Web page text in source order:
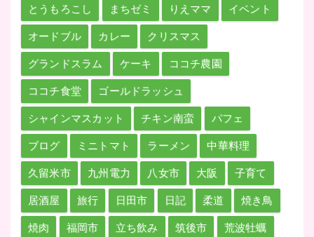
とうもろこし まちゼミ りえママ イベント
オードブル カレー クリスマス
グランドスラム ケーキ ココチ農園
ココチ食堂 ゴールドラッシュ
シャインマスカット チキン南蛮 パフェ
ブログ ミニトマト ラーメン 中華料理
久留米市 九州電力 八女市 大阪 子育て
居酒屋 旅行 日田市 日記 柔道 焼き鳥
焼肉 福岡市 立ち飲み 筑後市 荒波牡蠣